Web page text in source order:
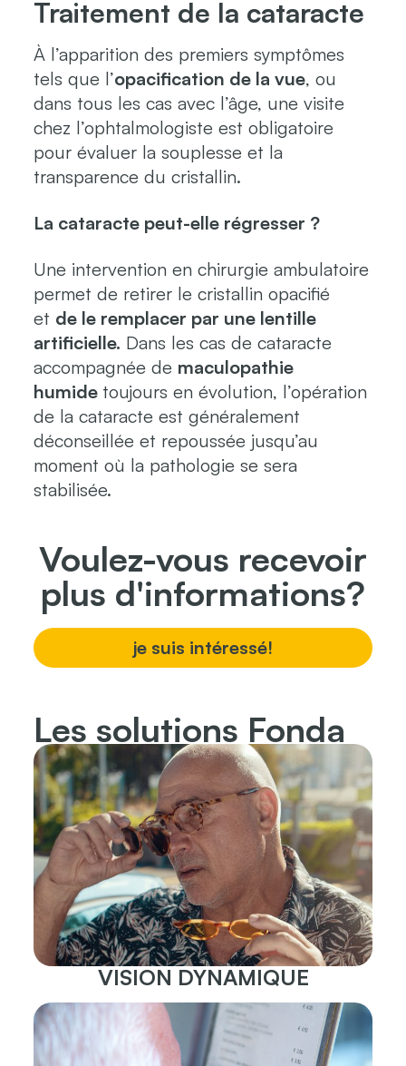
Traitement de la cataracte
À l’apparition des premiers symptômes
tels que l’opacification de la vue, ou
dans tous les cas avec l’âge, une visite
chez l’ophtalmologiste est obligatoire
pour évaluer la souplesse et la
transparence du cristallin.
La cataracte peut-elle régresser ?
Une intervention en chirurgie ambulatoire
permet de retirer le cristallin opacifié
et de le remplacer par une lentille
artificielle. Dans les cas de cataracte
accompagnée de maculopathie
humide toujours en évolution, l’opération
de la cataracte est généralement
déconseillée et repoussée jusqu’au
moment où la pathologie se sera
stabilisée.
Voulez-vous recevoir
plus d'informations?
je suis intéressé!
Les solutions Fonda
VISION DYNAMIQUE